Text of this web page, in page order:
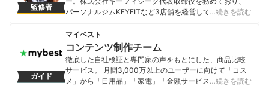
監修者
パーソナルジムKEYFITなど3店舗を経営している。一般
でもある。主な経歴は、JBBFオールジャパン2年連続優
勝、東アジア選手権銀メダル、IFBB世界選手権メンズフ
ィジーク第5位と、選手としても輝かしい成績を収めてい
る。
久野圭一（Keiichi Hisano）のプロフィール
…続きを読む
ガイド
マイベスト
コンテンツ制作チーム
徹底した自社検証と専門家の声をもとにした、商品比較
サービス。 月間3,000万以上のユーザーに向けて「コス
メ」から「日用品」「家電」「金融サービス」まで、ベ
…続きを読む